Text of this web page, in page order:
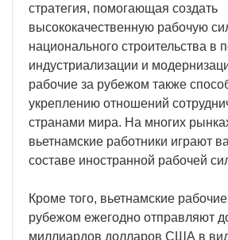
стратегия, помогающая создать
высококачественную рабочую
национального строительства в
индустриализации и
рабочие за рубежом также
укреплению отношений
странами мира. На многих
вьетнамские работники играют
составе иностранной рабочей
Кроме того, вьетнамские
рубежом ежегодно отправляют
миллиардов долларов США в